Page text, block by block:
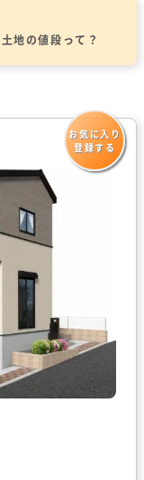
地の値段って？
お気に入り
登録する